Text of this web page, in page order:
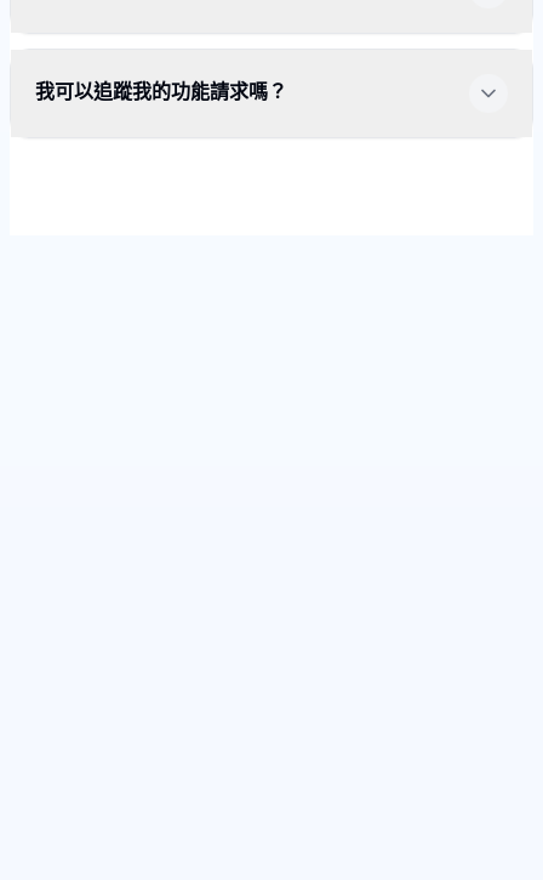
我可以追蹤我的功能請求嗎？